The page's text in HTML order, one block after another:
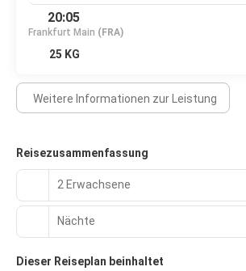
20:05
Frankfurt Main (FRA)
25 KG
Weitere Informationen zur Leistung
Reisezusammenfassung
2 Erwachsene
Nächte
Dieser Reiseplan beinhaltet